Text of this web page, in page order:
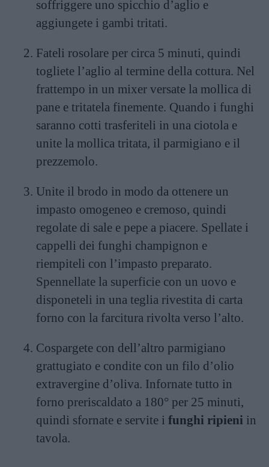
soffriggere uno spicchio d’aglio e
aggiungete i gambi tritati.
Fateli rosolare per circa 5 minuti, quindi
togliete l’aglio al termine della cottura. Nel
frattempo in un mixer versate la mollica di
pane e tritatela finemente. Quando i funghi
saranno cotti trasferiteli in una ciotola e
unite la mollica tritata, il parmigiano e il
prezzemolo.
Unite il brodo in modo da ottenere un
impasto omogeneo e cremoso, quindi
regolate di sale e pepe a piacere. Spellate i
cappelli dei funghi champignon e
riempiteli con l’impasto preparato.
Spennellate la superficie con un uovo e
disponeteli in una teglia rivestita di carta
forno con la farcitura rivolta verso l’alto.
Cospargete con dell’altro parmigiano
grattugiato e condite con un filo d’olio
extravergine d’oliva. Infornate tutto in
forno preriscaldato a 180° per 25 minuti,
quindi sfornate e servite i funghi ripieni in
tavola.